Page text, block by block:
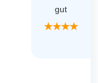
gut
★★★★